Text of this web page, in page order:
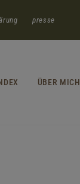
presse
ÜBER MICH